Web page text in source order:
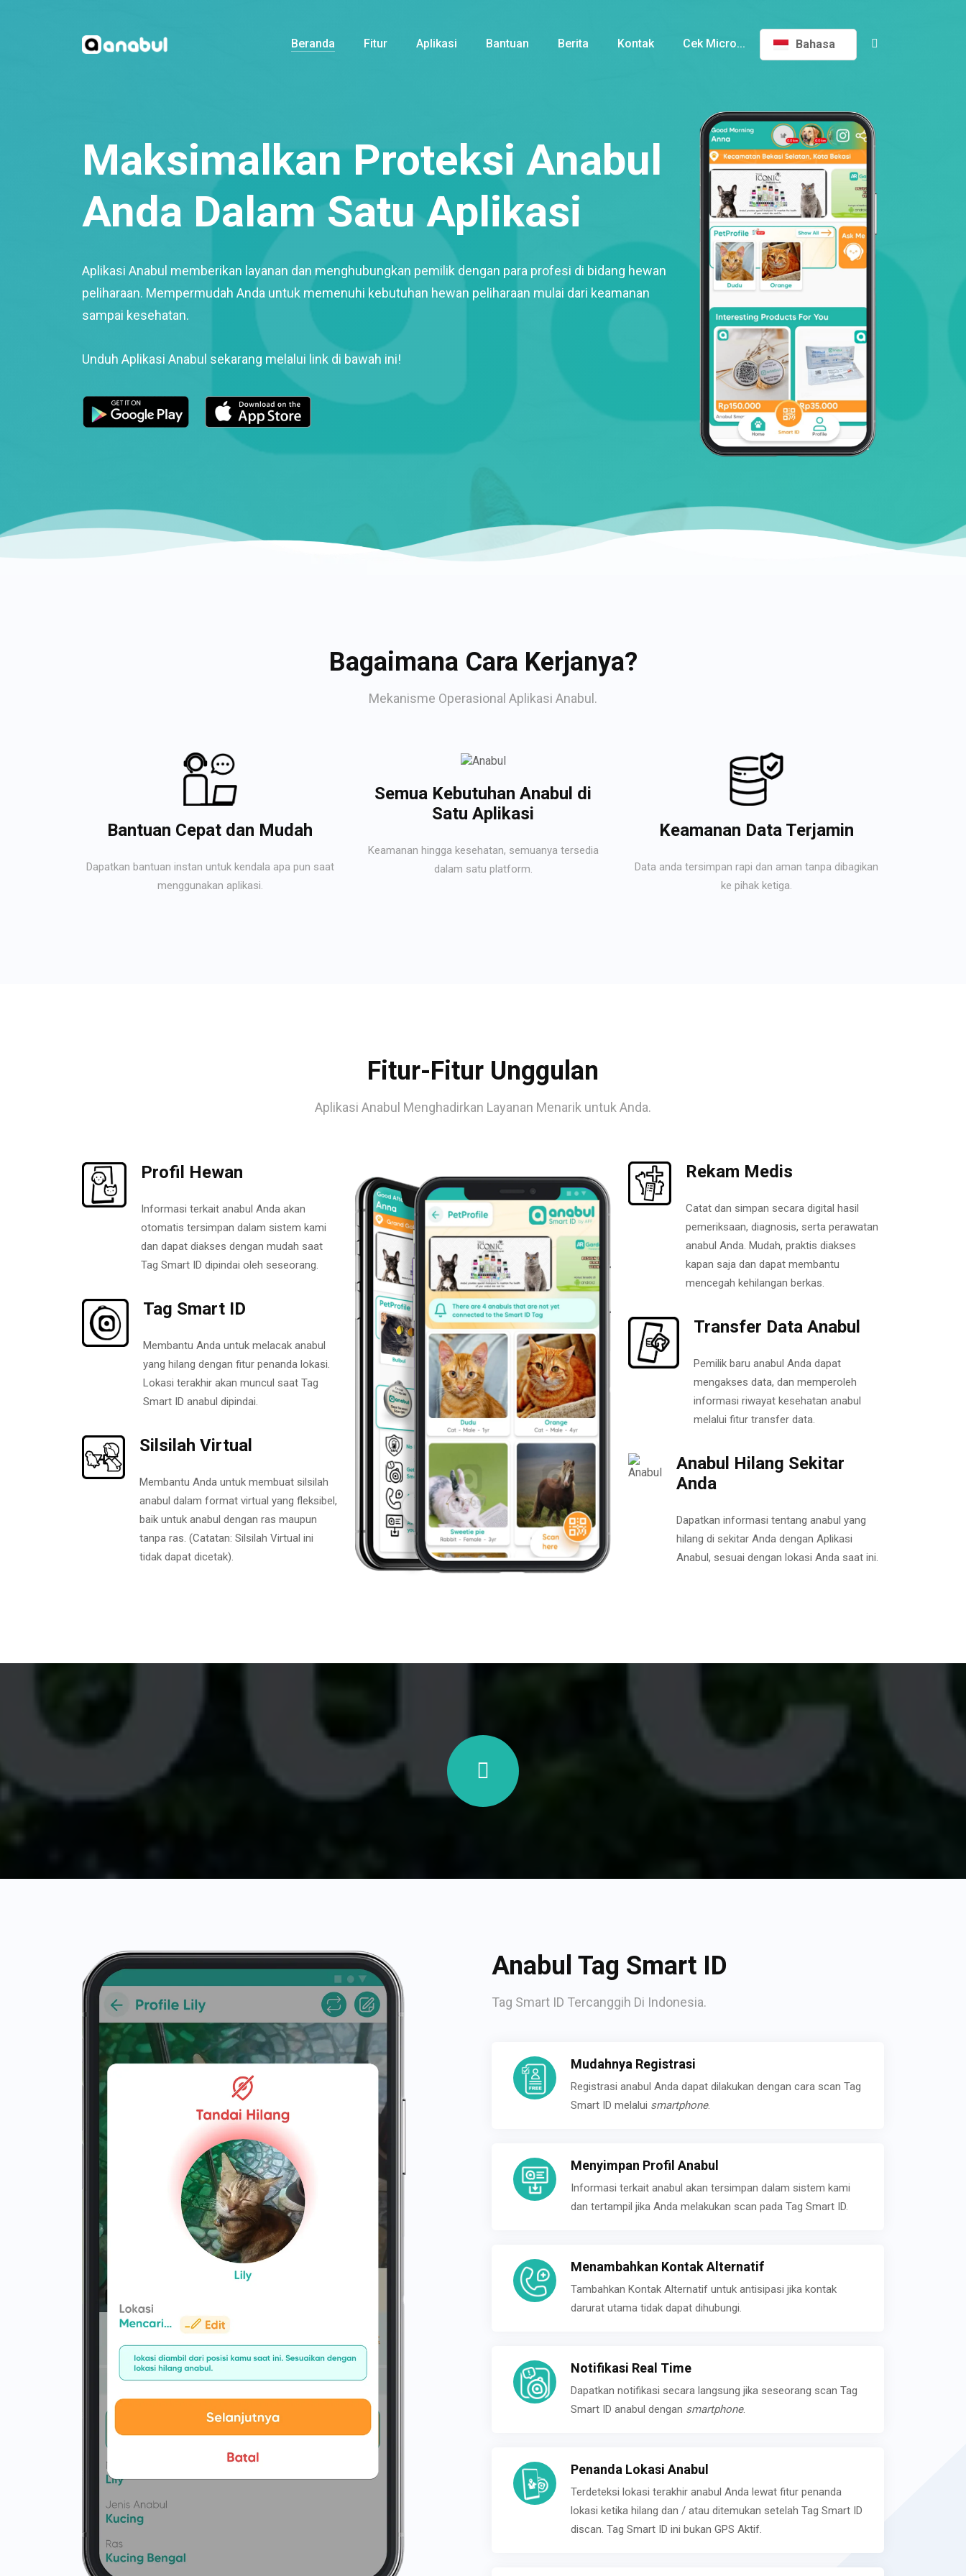
Beranda Fitur Aplikasi Bantuan Berita Kontak Cek Micro... Bahasa
Maksimalkan Proteksi Anabul
Anda Dalam Satu Aplikasi
Aplikasi Anabul memberikan layanan dan menghubungkan pemilik dengan para profesi di bidang hewan
peliharaan. Mempermudah Anda untuk memenuhi kebutuhan hewan peliharaan mulai dari keamanan
sampai kesehatan.
Unduh Aplikasi Anabul sekarang melalui link di bawah ini!
Bagaimana Cara Kerjanya?
Mekanisme Operasional Aplikasi Anabul.
Bantuan Cepat dan Mudah
Dapatkan bantuan instan untuk kendala apa pun saat
menggunakan aplikasi.
Semua Kebutuhan Anabul di
Satu Aplikasi
Keamanan hingga kesehatan, semuanya tersedia
dalam satu platform.
Keamanan Data Terjamin
Data anda tersimpan rapi dan aman tanpa dibagikan
ke pihak ketiga.
Fitur-Fitur Unggulan
Aplikasi Anabul Menghadirkan Layanan Menarik untuk Anda.
Profil Hewan
Informasi terkait anabul Anda akan
otomatis tersimpan dalam sistem kami
dan dapat diakses dengan mudah saat
Tag Smart ID dipindai oleh seseorang.
Tag Smart ID
Membantu Anda untuk melacak anabul
yang hilang dengan fitur penanda lokasi.
Lokasi terakhir akan muncul saat Tag
Smart ID anabul dipindai.
Silsilah Virtual
Membantu Anda untuk membuat silsilah
anabul dalam format virtual yang fleksibel,
baik untuk anabul dengan ras maupun
tanpa ras. (Catatan: Silsilah Virtual ini
tidak dapat dicetak).
Rekam Medis
Catat dan simpan secara digital hasil
pemeriksaan, diagnosis, serta perawatan
anabul Anda. Mudah, praktis diakses
kapan saja dan dapat membantu
mencegah kehilangan berkas.
Transfer Data Anabul
Pemilik baru anabul Anda dapat
mengakses data, dan memperoleh
informasi riwayat kesehatan anabul
melalui fitur transfer data.
Anabul Hilang Sekitar
Anda
Dapatkan informasi tentang anabul yang
hilang di sekitar Anda dengan Aplikasi
Anabul, sesuai dengan lokasi Anda saat ini.
Anabul Tag Smart ID
Tag Smart ID Tercanggih Di Indonesia.
Mudahnya Registrasi
Registrasi anabul Anda dapat dilakukan dengan cara scan Tag
Smart ID melalui smartphone.
Menyimpan Profil Anabul
Informasi terkait anabul akan tersimpan dalam sistem kami
dan tertampil jika Anda melakukan scan pada Tag Smart ID.
Menambahkan Kontak Alternatif
Tambahkan Kontak Alternatif untuk antisipasi jika kontak
darurat utama tidak dapat dihubungi.
Notifikasi Real Time
Dapatkan notifikasi secara langsung jika seseorang scan Tag
Smart ID anabul dengan smartphone.
Penanda Lokasi Anabul
Terdeteksi lokasi terakhir anabul Anda lewat fitur penanda
lokasi ketika hilang dan / atau ditemukan setelah Tag Smart ID
discan. Tag Smart ID ini bukan GPS Aktif.